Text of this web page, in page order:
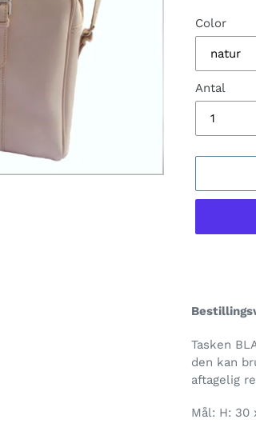
Color
Antal
produkt
din
Tasken
den kan
aftagelig
Mål: H: 30